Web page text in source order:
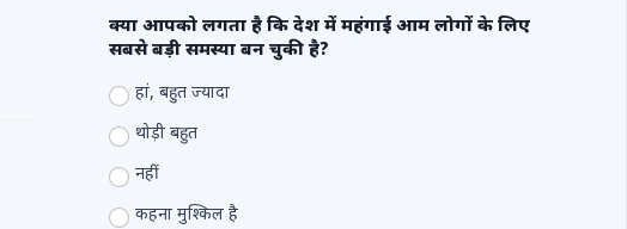
क्या आपको लगता है कि देश में महंगाई आम लोगों के लिए
सबसे बड़ी समस्या बन चुकी है?
हां, बहुत ज्यादा
थोड़ी बहुत
नहीं
कहना मुश्किल है